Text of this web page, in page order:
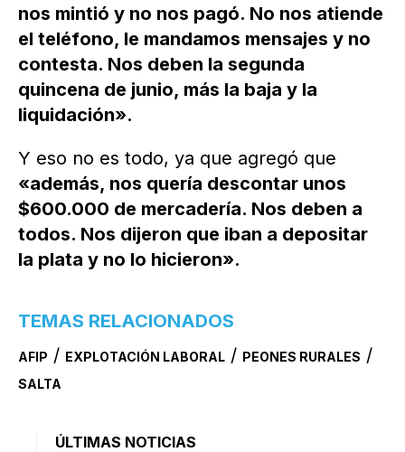
nos mintió y no nos pagó. No nos atiende
el teléfono, le mandamos mensajes y no
contesta. Nos deben la segunda
quincena de junio, más la baja y la
liquidación».
Y eso no es todo, ya que agregó que
«además, nos quería descontar unos
$600.000 de mercadería. Nos deben a
todos. Nos dijeron que iban a depositar
la plata y no lo hicieron».
TEMAS RELACIONADOS
AFIP / EXPLOTACIÓN LABORAL / PEONES RURALES /
SALTA
ÚLTIMAS NOTICIAS